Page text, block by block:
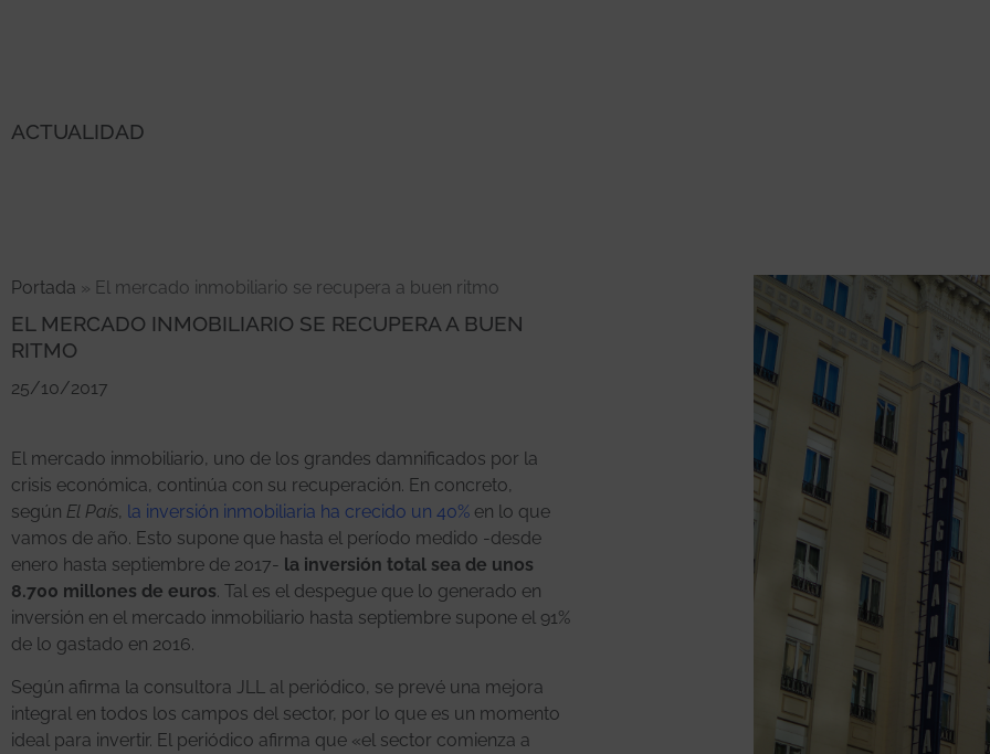
ACTUALIDAD
Portada » El mercado inmobiliario se recupera a buen ritmo
EL MERCADO INMOBILIARIO SE RECUPERA A BUEN
RITMO
25/10/2017
El mercado inmobiliario, uno de los grandes damnificados por la
crisis económica, continúa con su recuperación. En concreto,
según El País, la inversión inmobiliaria ha crecido un 40% en lo que
vamos de año. Esto supone que hasta el período medido -desde
enero hasta septiembre de 2017- la inversión total sea de unos
8.700 millones de euros. Tal es el despegue que lo generado en
inversión en el mercado inmobiliario hasta septiembre supone el 91%
de lo gastado en 2016.
Según afirma la consultora JLL al periódico, se prevé una mejora
integral en todos los campos del sector, por lo que es un momento
ideal para invertir. El periódico afirma que «el sector comienza a